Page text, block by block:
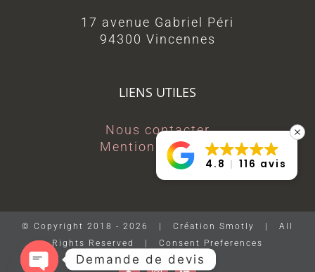
17 avenue Gabriel Péri
94300 Vincennes
LIENS UTILES
Nous contacter
Mentions légales
© Copyright 2018 - 2026 | Création Smotly | All
Rights Reserved | Consent Preferences
Demande de devis
4.8 116 avis